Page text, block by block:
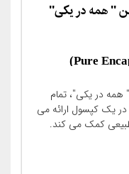
" همه در یکی"
همه در یکی"، تمام
در یک کپسول ارائه می